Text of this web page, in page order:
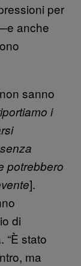
per
anche
sanno
i
potrebbero
].
di
“È stato
ma